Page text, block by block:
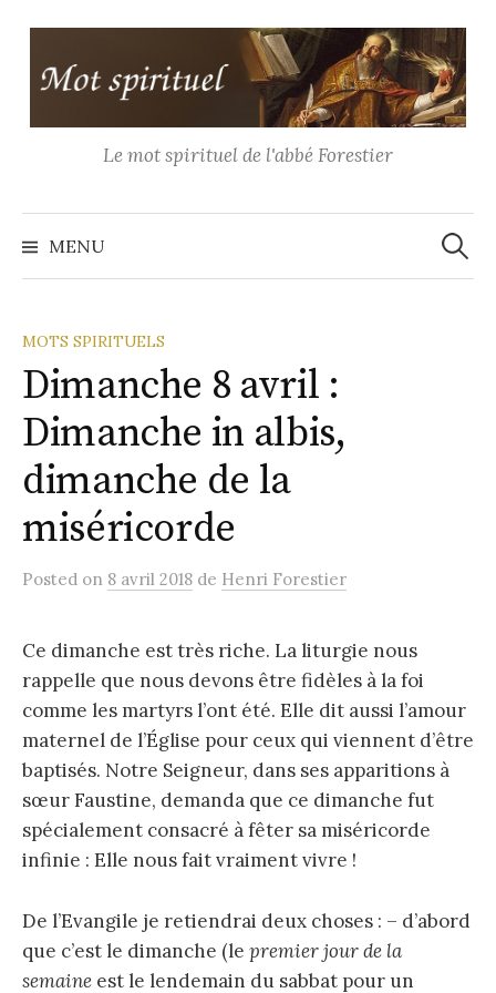
contenu
Le mot spirituel de l'abbé Forestier
MENU
MOTS SPIRITUELS
Dimanche 8 avril :
Dimanche in albis,
dimanche de la
miséricorde
Posted on 8 avril 2018 de Henri Forestier
Ce dimanche est très riche. La liturgie nous
rappelle que nous devons être fidèles à la foi
comme les martyrs l’ont été. Elle dit aussi l’amour
maternel de l’Église pour ceux qui viennent d’être
baptisés. Notre Seigneur, dans ses apparitions à
sœur Faustine, demanda que ce dimanche fut
spécialement consacré à fêter sa miséricorde
infinie : Elle nous fait vraiment vivre !
De l’Evangile je retiendrai deux choses : – d’abord
que c’est le dimanche (le premier jour de la
semaine est le lendemain du sabbat pour un